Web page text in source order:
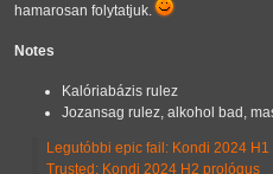
hamarosan folytatjuk.
Notes
Kalóriabázis rulez
Jozansag rulez, alkohol bad,
Legutóbbi epic fail: Kondi 2024 H1
Trusted: Kondi 2024 H2 prológus